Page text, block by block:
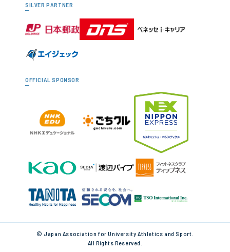
SILVER PARTNER
OFFICIAL SPONSOR
© Japan Association for University Athletics and Sport.
All Rights Reserved.